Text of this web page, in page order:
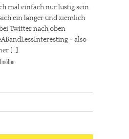
mal einfach nur lustig sein.
ein langer und ziemlich
Twitter nach oben
- also
[…]